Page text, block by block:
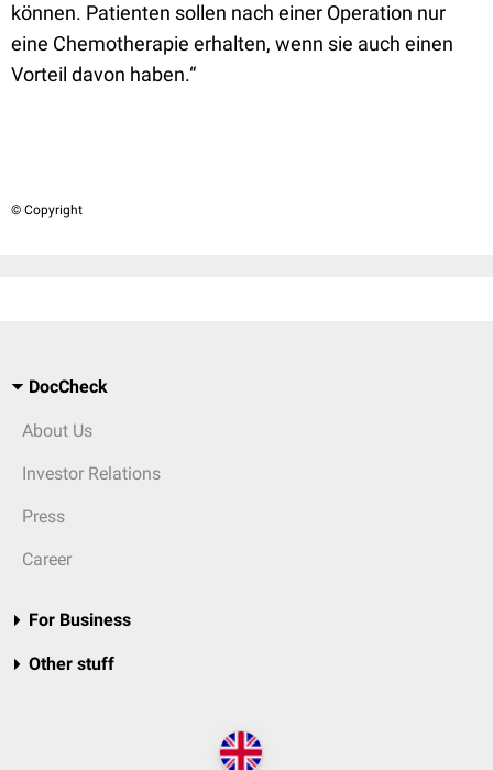
können. Patienten sollen nach einer Operation nur
eine Chemotherapie erhalten, wenn sie auch einen
Vorteil davon haben.“
© Copyright
DocCheck
About Us
Investor Relations
Press
Career
For Business
Other stuff